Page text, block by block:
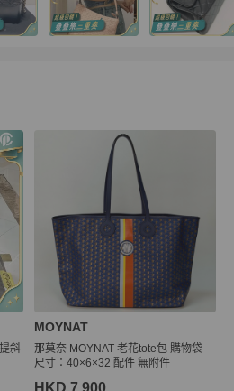
品
斜
MOYNAT
那莫奈 MOYNAT 老花tote包 購物袋
尺寸：40×6×32 配件 無附件
HKD 7,900